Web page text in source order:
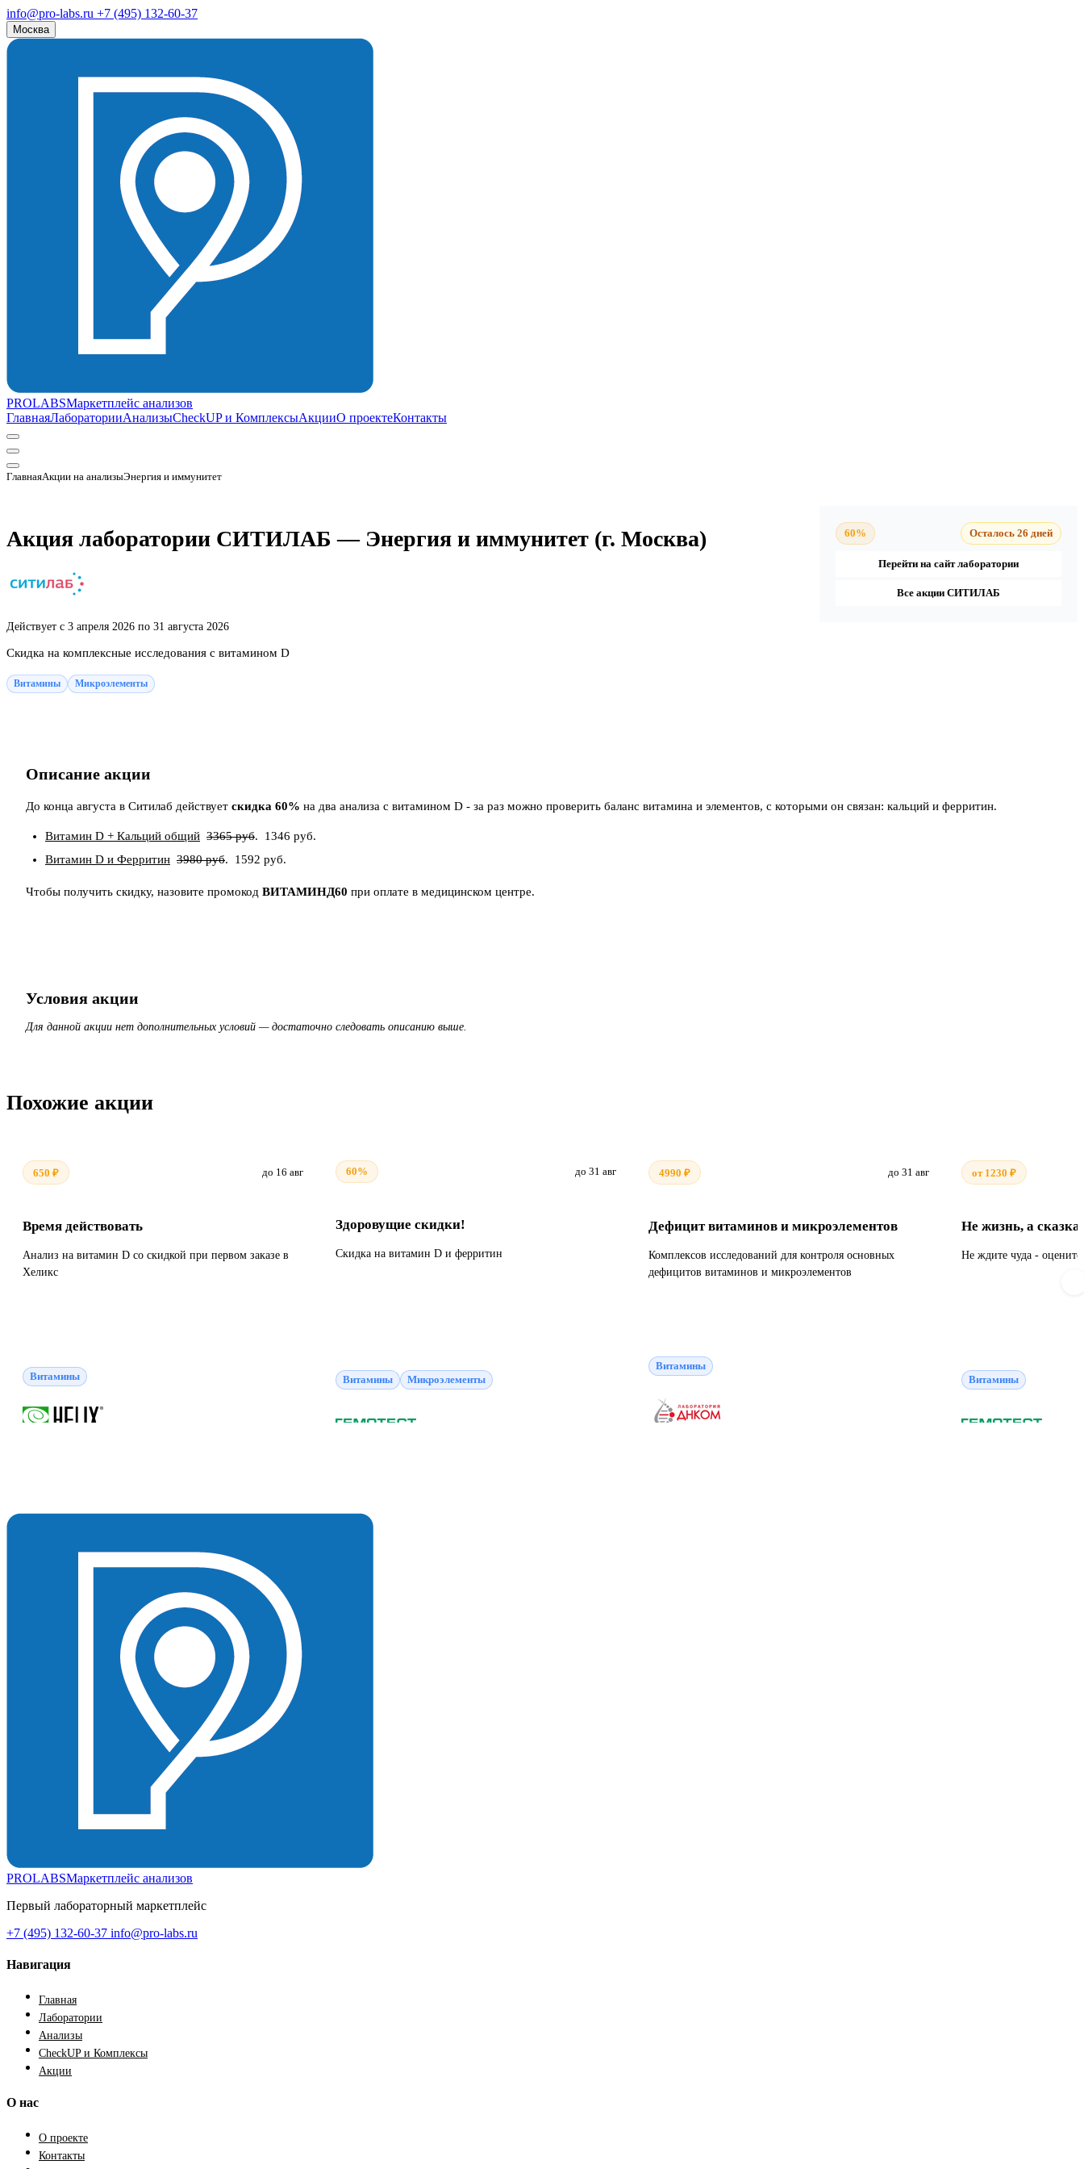
info@pro-labs.ru +7 (495) 132-60-37
Москва
PROLABSМаркетплейс анализов
ГлавнаяЛабораторииАнализыCheckUP и КомплексыАкцииО проектеКонтакты
ГлавнаяАкции на анализыЭнергия и иммунитет
Акция лаборатории СИТИЛАБ — Энергия и иммунитет (г. Москва)
Действует с 3 апреля 2026 по 31 августа 2026
Скидка на комплексные исследования с витамином D
Витамины Микроэлементы
60% Осталось 26 дней
Перейти на сайт лаборатории
Все акции СИТИЛАБ
Описание акции
До конца августа в Ситилаб действует скидка 60% на два анализа с витамином D - за раз можно проверить баланс витамина и элементов, с которыми он связан: кальций и ферритин.
Витамин D + Кальций общий 3365 руб. 1346 руб.
Витамин D и Ферритин 3980 руб. 1592 руб.
Чтобы получить скидку, назовите промокод ВИТАМИНД60 при оплате в медицинском центре.
Условия акции
Для данной акции нет дополнительных условий — достаточно следовать описанию выше.
Похожие акции
650 ₽ до 16 авг
Время действовать
Анализ на витамин D со скидкой при первом заказе в
Хеликс
Витамины
60% до 31 авг
Здоровущие скидки!
Скидка на витамин D и ферритин
Витамины Микроэлементы
4990 ₽ до 31 авг
Дефицит витаминов и микроэлементов
Комплексов исследований для контроля основных
дефицитов витаминов и микроэлементов
Витамины
от 1230 ₽
Не жизнь, а сказка
Не ждите чуда -
Витамины
PROLABSМаркетплейс анализов
Первый лабораторный маркетплейс
+7 (495) 132-60-37 info@pro-labs.ru
Навигация
Главная
Лаборатории
Анализы
CheckUP и Комплексы
Акции
О нас
О проекте
Контакты